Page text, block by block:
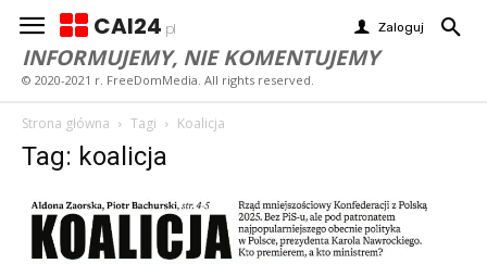
CAI24 pl Zaloguj
INFORMUJEMY, NIE KOMENTUJEMY
© 2020-2021 r. FreeDomMedia. All rights reserved.
Strona główna Tagi Koalicja
Tag: koalicja